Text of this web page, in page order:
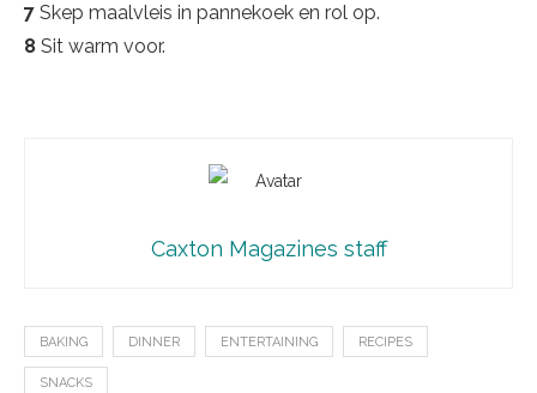
7 Skep maalvleis in pannekoek en rol op.
8 Sit warm voor.
Caxton Magazines staff
BAKING DINNER ENTERTAINING RECIPES
SNACKS